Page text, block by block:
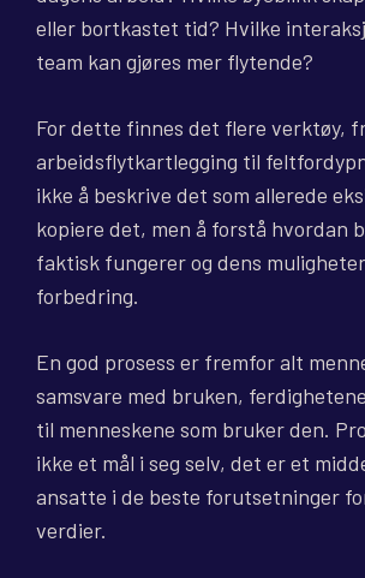
eller bortkastet tid? Hvilke
team kan gjøres mer flytende?
For dette finnes det flere verktøy,
arbeidsflytkartlegging til
ikke å beskrive det som allerede
kopiere det, men å forstå hvordan
faktisk fungerer og dens
forbedring.
En god prosess er fremfor alt
samsvare med bruken,
til menneskene som bruker den.
ikke et mål i seg selv, det er et
ansatte i de beste forutsetninger
verdier.